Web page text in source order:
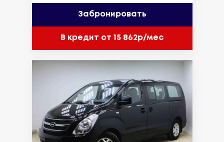
Забронировать
В кредит от 15 862р/мес